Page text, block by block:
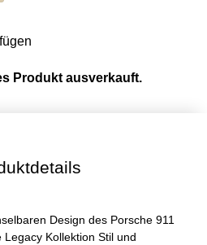
Produkt ausverkauft.
Design des Porsche 911
Kollektion Stil und